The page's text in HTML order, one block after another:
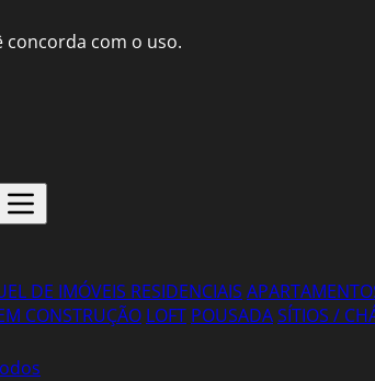
concorda com o uso.
DE IMÓVEIS RESIDENCIAIS
CONSTRUÇÃO LOFT POUSADASÍTIOS /